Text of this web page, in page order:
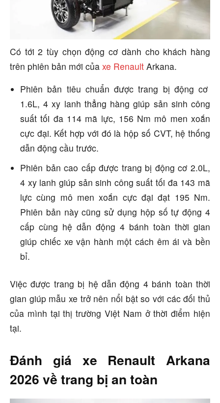
Có tới 2 tùy chọn động cơ dành cho khách hàng
trên phiên bản mới của xe Renault Arkana.
Phiên bản tiêu chuẩn được trang bị động cơ
1.6L, 4 xy lanh thẳng hàng giúp sản sinh công
suất tối đa 114 mã lực, 156 Nm mô men xoắn
cực đại. Kết hợp với đó là hộp số CVT, hệ thống
dẫn động cầu trước.
Phiên bản cao cấp được trang bị động cơ 2.0L,
4 xy lanh giúp sản sinh công suất tối đa 143 mã
lực cùng mô men xoắn cực đại đạt 195 Nm.
Phiên bản này cũng sử dụng hộp số tự động 4
cấp cùng hệ dẫn động 4 bánh toàn thời gian
giúp chiếc xe vận hành một cách êm ái và bền
bỉ.
Việc được trang bị hệ dẫn động 4 bánh toàn thời
gian giúp mẫu xe trở nên nổi bật so với các đối thủ
của mình tại thị trường Việt Nam ở thời điểm hiện
tại.
Đánh giá xe Renault Arkana
2026 về trang bị an toàn